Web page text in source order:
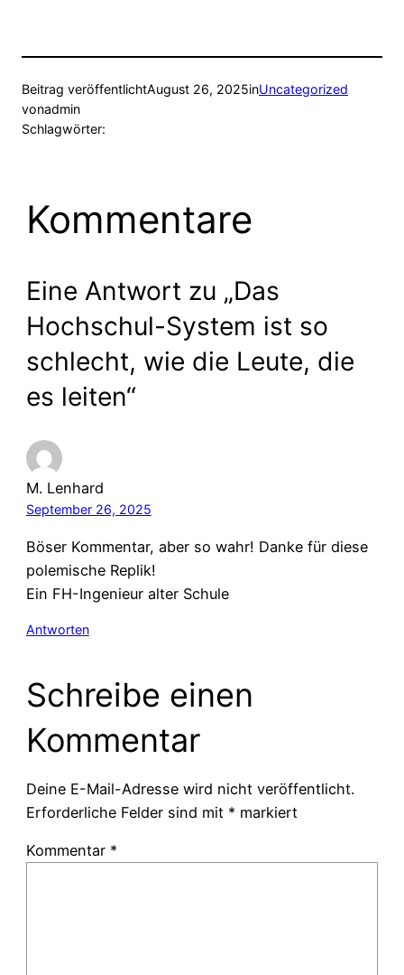
Beitrag veröffentlichtAugust 26, 2025inUncategorized
vonadmin
Schlagwörter:
Kommentare
Eine Antwort zu „Das
Hochschul-System ist so
schlecht, wie die Leute, die
es leiten“
M. Lenhard
September 26, 2025
Böser Kommentar, aber so wahr! Danke für diese
polemische Replik!
Ein FH-Ingenieur alter Schule
Antworten
Schreibe einen
Kommentar
Deine E-Mail-Adresse wird nicht veröffentlicht.
Erforderliche Felder sind mit * markiert
Kommentar *